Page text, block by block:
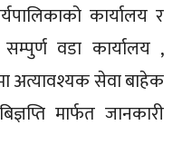
कार्यालय र
वडा कार्यालय ,
अत्यावश्यक सेवा बाहेक
मार्फत जानकारी